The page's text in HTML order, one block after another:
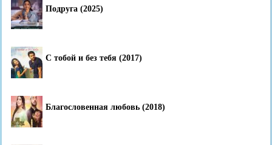
Подруга (2025)
С тобой и без тебя (2017)
Благословенная любовь (2018)